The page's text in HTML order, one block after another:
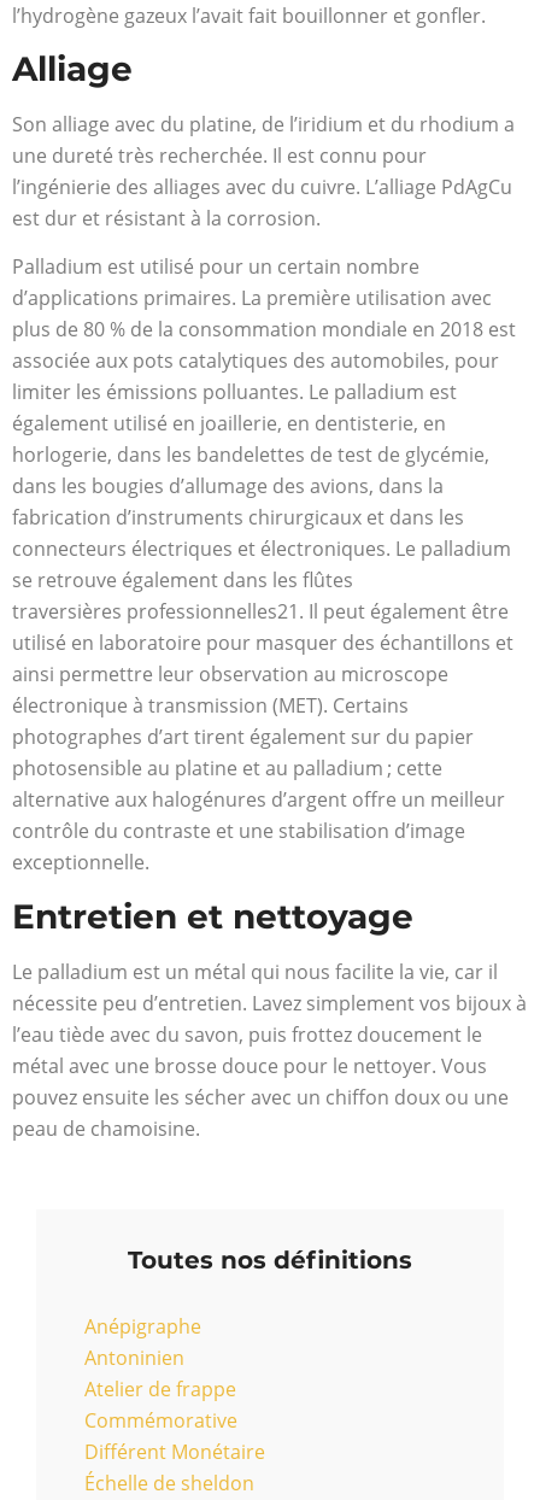
l’hydrogène gazeux l’avait fait bouillonner et gonfler.
Alliage
Son alliage avec du platine, de l’iridium et du rhodium a
une dureté très recherchée. Il est connu pour
l’ingénierie des alliages avec du cuivre. L’alliage PdAgCu
est dur et résistant à la corrosion.
Palladium est utilisé pour un certain nombre
d’applications primaires. La première utilisation avec
plus de 80 % de la consommation mondiale en 2018 est
associée aux pots catalytiques des automobiles, pour
limiter les émissions polluantes. Le palladium est
également utilisé en joaillerie, en dentisterie, en
horlogerie, dans les bandelettes de test de glycémie,
dans les bougies d’allumage des avions, dans la
fabrication d’instruments chirurgicaux et dans les
connecteurs électriques et électroniques. Le palladium
se retrouve également dans les flûtes
traversières professionnelles21. Il peut également être
utilisé en laboratoire pour masquer des échantillons et
ainsi permettre leur observation au microscope
électronique à transmission (MET). Certains
photographes d’art tirent également sur du papier
photosensible au platine et au palladium ; cette
alternative aux halogénures d’argent offre un meilleur
contrôle du contraste et une stabilisation d’image
exceptionnelle.
Entretien et nettoyage
Le palladium est un métal qui nous facilite la vie, car il
nécessite peu d’entretien. Lavez simplement vos bijoux à
l’eau tiède avec du savon, puis frottez doucement le
métal avec une brosse douce pour le nettoyer. Vous
pouvez ensuite les sécher avec un chiffon doux ou une
peau de chamoisine.
Toutes nos définitions
Anépigraphe
Antoninien
Atelier de frappe
Commémorative
Différent Monétaire
Échelle de sheldon